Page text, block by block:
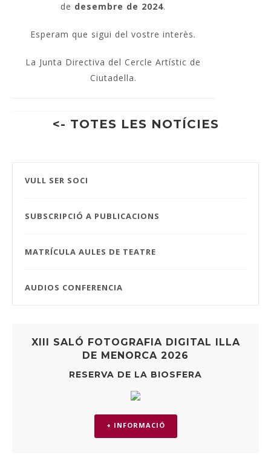
de desembre de 2024.
Esperam que sigui del vostre interès.
La Junta Directiva del Cercle Artístic de
Ciutadella.
<- TOTES LES NOTÍCIES
VULL SER SOCI
SUBSCRIPCIÓ A PUBLICACIONS
MATRÍCULA AULES DE TEATRE
AUDIOS CONFERENCIA
XIII SALÓ FOTOGRAFIA DIGITAL ILLA
DE MENORCA 2026
RESERVA DE LA BIOSFERA
+ INFORMACIÓ